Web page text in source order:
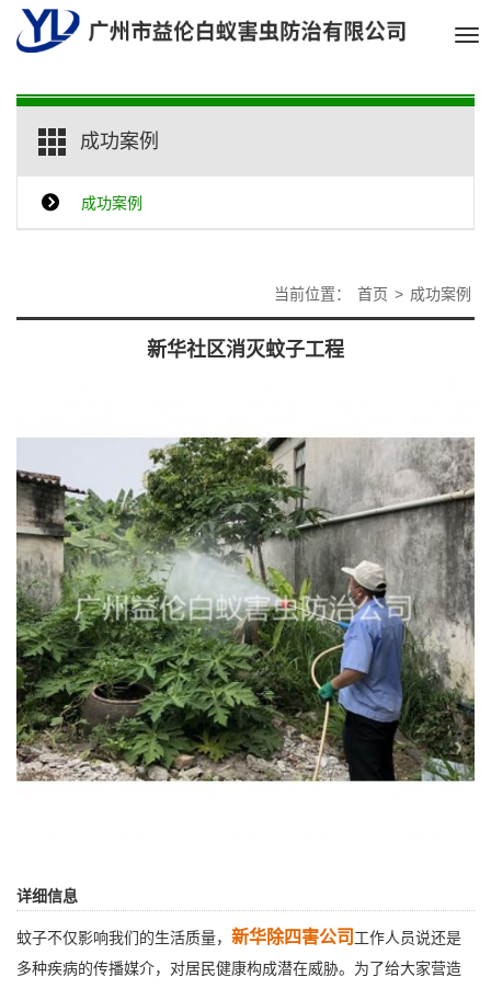
成功案例
成功案例
当前位置： 首页 > 成功案例
新华社区消灭蚊子工程
详细信息
蚊子不仅影响我们的生活质量， 新华除四害公司 工作人员说还是
多种疾病的传播媒介，对居民健康构成潜在威胁。为了给大家营造